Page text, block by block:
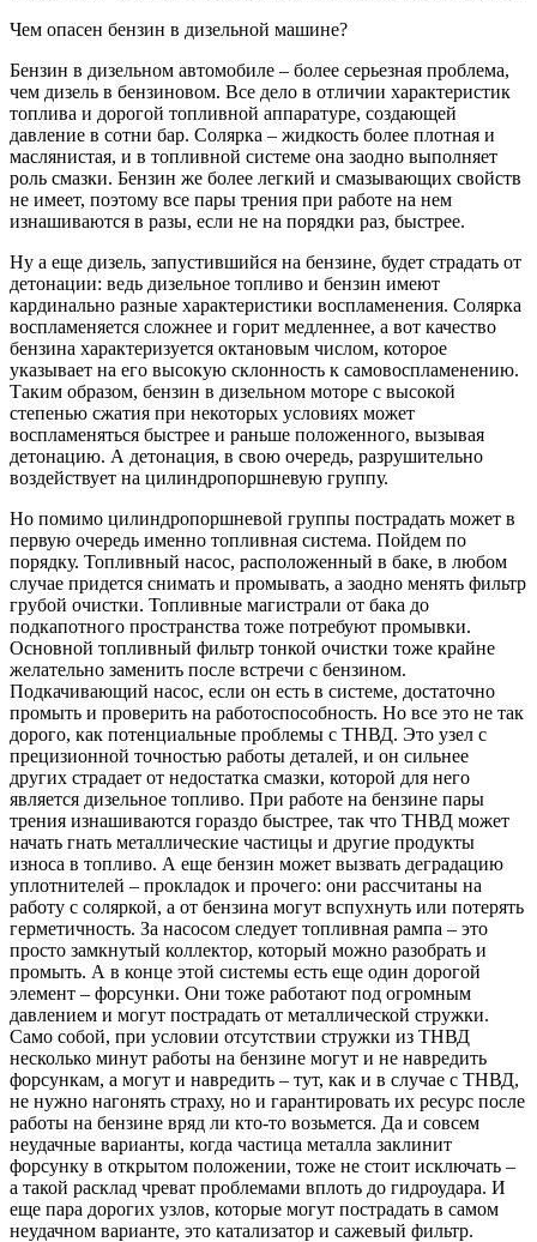
Чем опасен бензин в дизельной машине?
Бензин в дизельном автомобиле – более серьезная проблема,
чем дизель в бензиновом. Все дело в отличии характеристик
топлива и дорогой топливной аппаратуре, создающей
давление в сотни бар. Солярка – жидкость более плотная и
маслянистая, и в топливной системе она заодно выполняет
роль смазки. Бензин же более легкий и смазывающих свойств
не имеет, поэтому все пары трения при работе на нем
изнашиваются в разы, если не на порядки раз, быстрее.
Ну а еще дизель, запустившийся на бензине, будет страдать от
детонации: ведь дизельное топливо и бензин имеют
кардинально разные характеристики воспламенения. Солярка
воспламеняется сложнее и горит медленнее, а вот качество
бензина характеризуется октановым числом, которое
указывает на его высокую склонность к самовоспламенению.
Таким образом, бензин в дизельном моторе с высокой
степенью сжатия при некоторых условиях может
воспламеняться быстрее и раньше положенного, вызывая
детонацию. А детонация, в свою очередь, разрушительно
воздействует на цилиндропоршневую группу.
Но помимо цилиндропоршневой группы пострадать может в
первую очередь именно топливная система. Пойдем по
порядку. Топливный насос, расположенный в баке, в любом
случае придется снимать и промывать, а заодно менять фильтр
грубой очистки. Топливные магистрали от бака до
подкапотного пространства тоже потребуют промывки.
Основной топливный фильтр тонкой очистки тоже крайне
желательно заменить после встречи с бензином.
Подкачивающий насос, если он есть в системе, достаточно
промыть и проверить на работоспособность. Но все это не так
дорого, как потенциальные проблемы с ТНВД. Это узел с
прецизионной точностью работы деталей, и он сильнее
других страдает от недостатка смазки, которой для него
является дизельное топливо. При работе на бензине пары
трения изнашиваются гораздо быстрее, так что ТНВД может
начать гнать металлические частицы и другие продукты
износа в топливо. А еще бензин может вызвать деградацию
уплотнителей – прокладок и прочего: они рассчитаны на
работу с соляркой, а от бензина могут вспухнуть или потерять
герметичность. За насосом следует топливная рампа – это
просто замкнутый коллектор, который можно разобрать и
промыть. А в конце этой системы есть еще один дорогой
элемент – форсунки. Они тоже работают под огромным
давлением и могут пострадать от металлической стружки.
Само собой, при условии отсутствии стружки из ТНВД
несколько минут работы на бензине могут и не навредить
форсункам, а могут и навредить – тут, как и в случае с ТНВД,
не нужно нагонять страху, но и гарантировать их ресурс после
работы на бензине вряд ли кто-то возьмется. Да и совсем
неудачные варианты, когда частица металла заклинит
форсунку в открытом положении, тоже не стоит исключать –
а такой расклад чреват проблемами вплоть до гидроудара. И
еще пара дорогих узлов, которые могут пострадать в самом
неудачном варианте, это катализатор и сажевый фильтр.